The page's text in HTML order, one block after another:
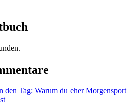
den Tag: Warum du eher Morgensport